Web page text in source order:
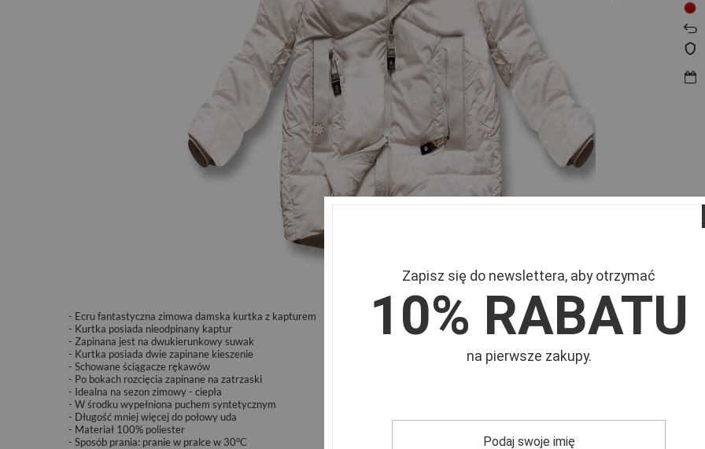
- Ecru fantastyczna zimowa damska kurtka z kapturem
- Kurtka posiada nieodpinany kaptur
- Zapinana jest na dwukierunkowy suwak
- Kurtka posiada dwie zapinane kieszenie
- Schowane ściągacze rękawów
- Po bokach rozcięcia zapinane na zatrzaski
- Idealna na sezon zimowy - ciepła
- W środku wypełniona puchem syntetycznym
- Długość mniej więcej do połowy uda
- Materiał 100% poliester
- Sposób prania: pranie w pralce w 30°C
Zapisz się do newslettera, aby otrzymać
10% RABATU
na pierwsze zakupy.